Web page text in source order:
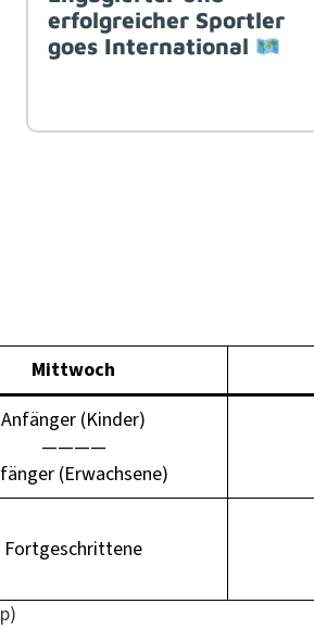
erfolgreicher Sportler
goes International
Mittwoch
Anfänger (Kinder)
————
(Erwach­sene)
Fort­geschrit­tene